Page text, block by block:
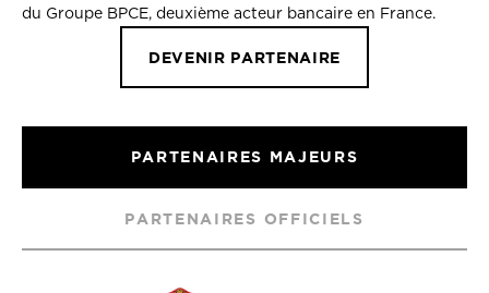
du Groupe BPCE, deuxième acteur bancaire en France.
DEVENIR PARTENAIRE
PARTENAIRES MAJEURS
PARTENAIRES OFFICIELS